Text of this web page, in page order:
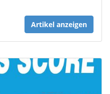
Artikel anzeigen